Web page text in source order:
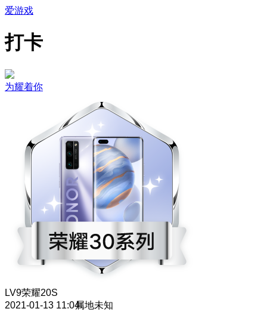
爱游戏
打卡
为耀着你
LV9荣耀20S
2021-01-13 11:04属地未知